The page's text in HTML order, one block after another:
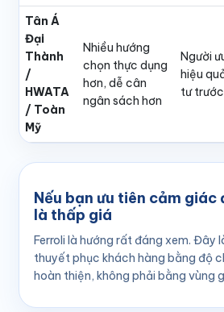
Tân Á
Đại
Thành
/
HWATA
/ Toàn
Mỹ
Nhiều hướng
chọn thực dụng
hơn, dễ cân
ngân sách hơn
Người
hiệu
tư trước
Nếu bạn ưu tiên cảm giác
là thấp giá
Ferroli là hướng rất đáng xem. Đây
thuyết phục khách hàng bằng độ
hoàn thiện, không phải bằng vùng